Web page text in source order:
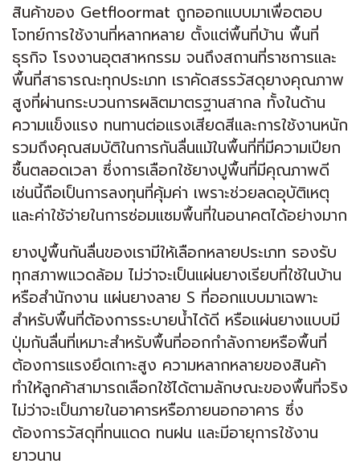
สินค้าของ Getfloormat ถูกออกแบบมาเพื่อตอบ
โจทย์การใช้งานที่หลากหลาย ตั้งแต่พื้นที่บ้าน พื้นที่
ธุรกิจ โรงงานอุตสาหกรรม จนถึงสถานที่ราชการและ
พื้นที่สาธารณะทุกประเภท เราคัดสรรวัสดุยางคุณภาพ
สูงที่ผ่านกระบวนการผลิตมาตรฐานสากล ทั้งในด้าน
ความแข็งแรง ทนทานต่อแรงเสียดสีและการใช้งานหนัก
รวมถึงคุณสมบัติในการกันลื่นแม้ในพื้นที่ที่มีความเปียก
ชื้นตลอดเวลา ซึ่งการเลือกใช้ยางปูพื้นที่มีคุณภาพดี
เช่นนี้ถือเป็นการลงทุนที่คุ้มค่า เพราะช่วยลดอุบัติเหตุ
และค่าใช้จ่ายในการซ่อมแซมพื้นที่ในอนาคตได้อย่างมาก
ยางปูพื้นกันลื่นของเรามีให้เลือกหลายประเภท รองรับ
ทุกสภาพแวดล้อม ไม่ว่าจะเป็นแผ่นยางเรียบที่ใช้ในบ้าน
หรือสำนักงาน แผ่นยางลาย S ที่ออกแบบมาเฉพาะ
สำหรับพื้นที่ต้องการระบายน้ำได้ดี หรือแผ่นยางแบบมี
ปุ่มกันลื่นที่เหมาะสำหรับพื้นที่ออกกำลังกายหรือพื้นที่
ต้องการแรงยึดเกาะสูง ความหลากหลายของสินค้า
ทำให้ลูกค้าสามารถเลือกใช้ได้ตามลักษณะของพื้นที่จริง
ไม่ว่าจะเป็นภายในอาคารหรือภายนอกอาคาร ซึ่ง
ต้องการวัสดุที่ทนแดด ทนฝน และมีอายุการใช้งาน
ยาวนาน